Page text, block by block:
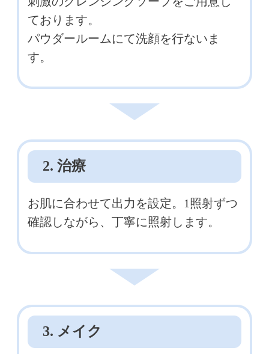
ております。
パウダールームにて洗顔を行ないま
す。
2. 治療
お肌に合わせて出力を設定。1照射ずつ
確認しながら、丁寧に照射します。
3. メイク